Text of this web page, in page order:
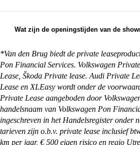
ruilen.
op te halen bij een van onze
bij je thuis. Alles waar je
houden en wat je zelf nog moet
vinden op onzepagina met
Wat zijn de openingstijden van de
zaterdag. De exacte
vestiging je wilt bezoeken vind
https://vandenbrug.nl/
*Van den Brug biedt de private
Pon Financial Services. Volkswagen
Lease, Škoda Private lease. Audi Private
Lease en XLEasy wordt onder de
Private Lease aangeboden door
handelsnaam van Volkswagen Pon
ingeschreven in het Handelsregister onder
tarieven zijn o.b.v. private lease inclusief
km per jaar, € 500 eigen risico en regio